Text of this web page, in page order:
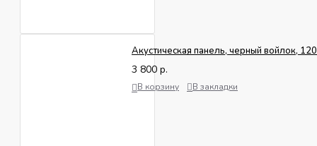
Акустическая панель, черный войлок,
3 800 р.
В корзину В закладки